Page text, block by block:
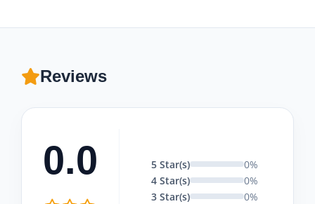
Reviews
0.0 5 Star(s)
0%
4 Star(s)
0%
3 Star(s)
0%